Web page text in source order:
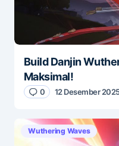
Build Danjin
Maksimal!
0 12 Desember
Wuthering Waves